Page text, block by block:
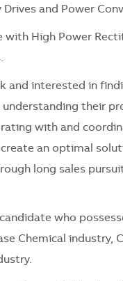
Drives and Power
with High Power
and interested in
their
with and
an optimal
long sales
who
Chemical industry,